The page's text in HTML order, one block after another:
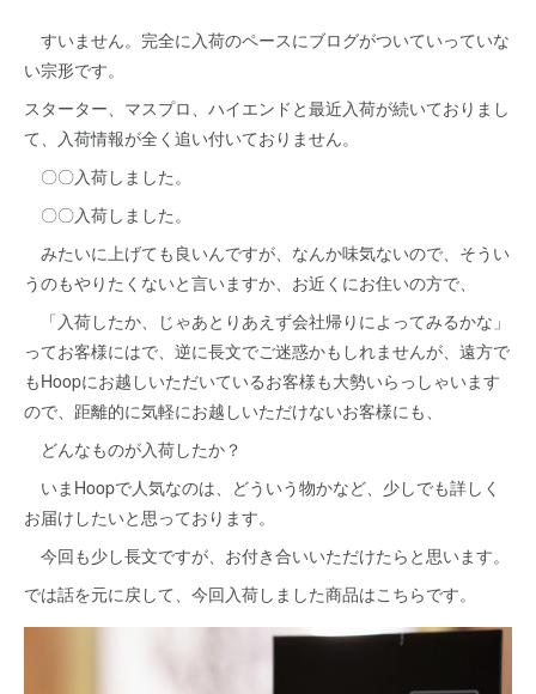
すいません。完全に入荷のペースにブログがついていっていな
い宗形です。
スターター、マスプロ、ハイエンドと最近入荷が続いておりまし
て、入荷情報が全く追い付いておりません。
〇〇入荷しました。
〇〇入荷しました。
みたいに上げても良いんですが、なんか味気ないので、そうい
うのもやりたくないと言いますか、お近くにお住いの方で、
「入荷したか、じゃあとりあえず会社帰りによってみるかな」
ってお客様にはで、逆に長文でご迷惑かもしれませんが、遠方で
もHoopにお越しいただいているお客様も大勢いらっしゃいます
ので、距離的に気軽にお越しいただけないお客様にも、
どんなものが入荷したか？
いまHoopで人気なのは、どういう物かなど、少しでも詳しく
お届けしたいと思っております。
今回も少し長文ですが、お付き合いいただけたらと思います。
では話を元に戻して、今回入荷しました商品はこちらです。